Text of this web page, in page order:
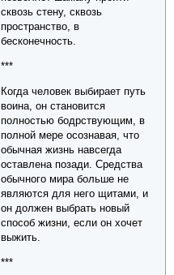
сквозь стену, сквозь
пространство, в
бесконечность.
***
Когда человек выбирает путь
воина, он становится
полностью бодрствующим, в
полной мере осознавая, что
обычная жизнь навсегда
оставлена позади. Средства
обычного мира больше не
являются для него щитами, и
он должен выбрать новый
способ жизни, если он хочет
выжить.
***